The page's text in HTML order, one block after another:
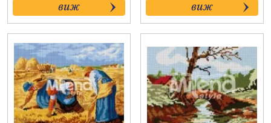
through
17.50€
виж through
17.50€
виж